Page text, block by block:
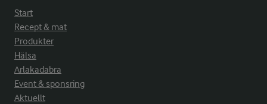
Start
Recept & mat
Produkter
Hälsa
Arlakadabra
Event & sponsring
Aktuellt